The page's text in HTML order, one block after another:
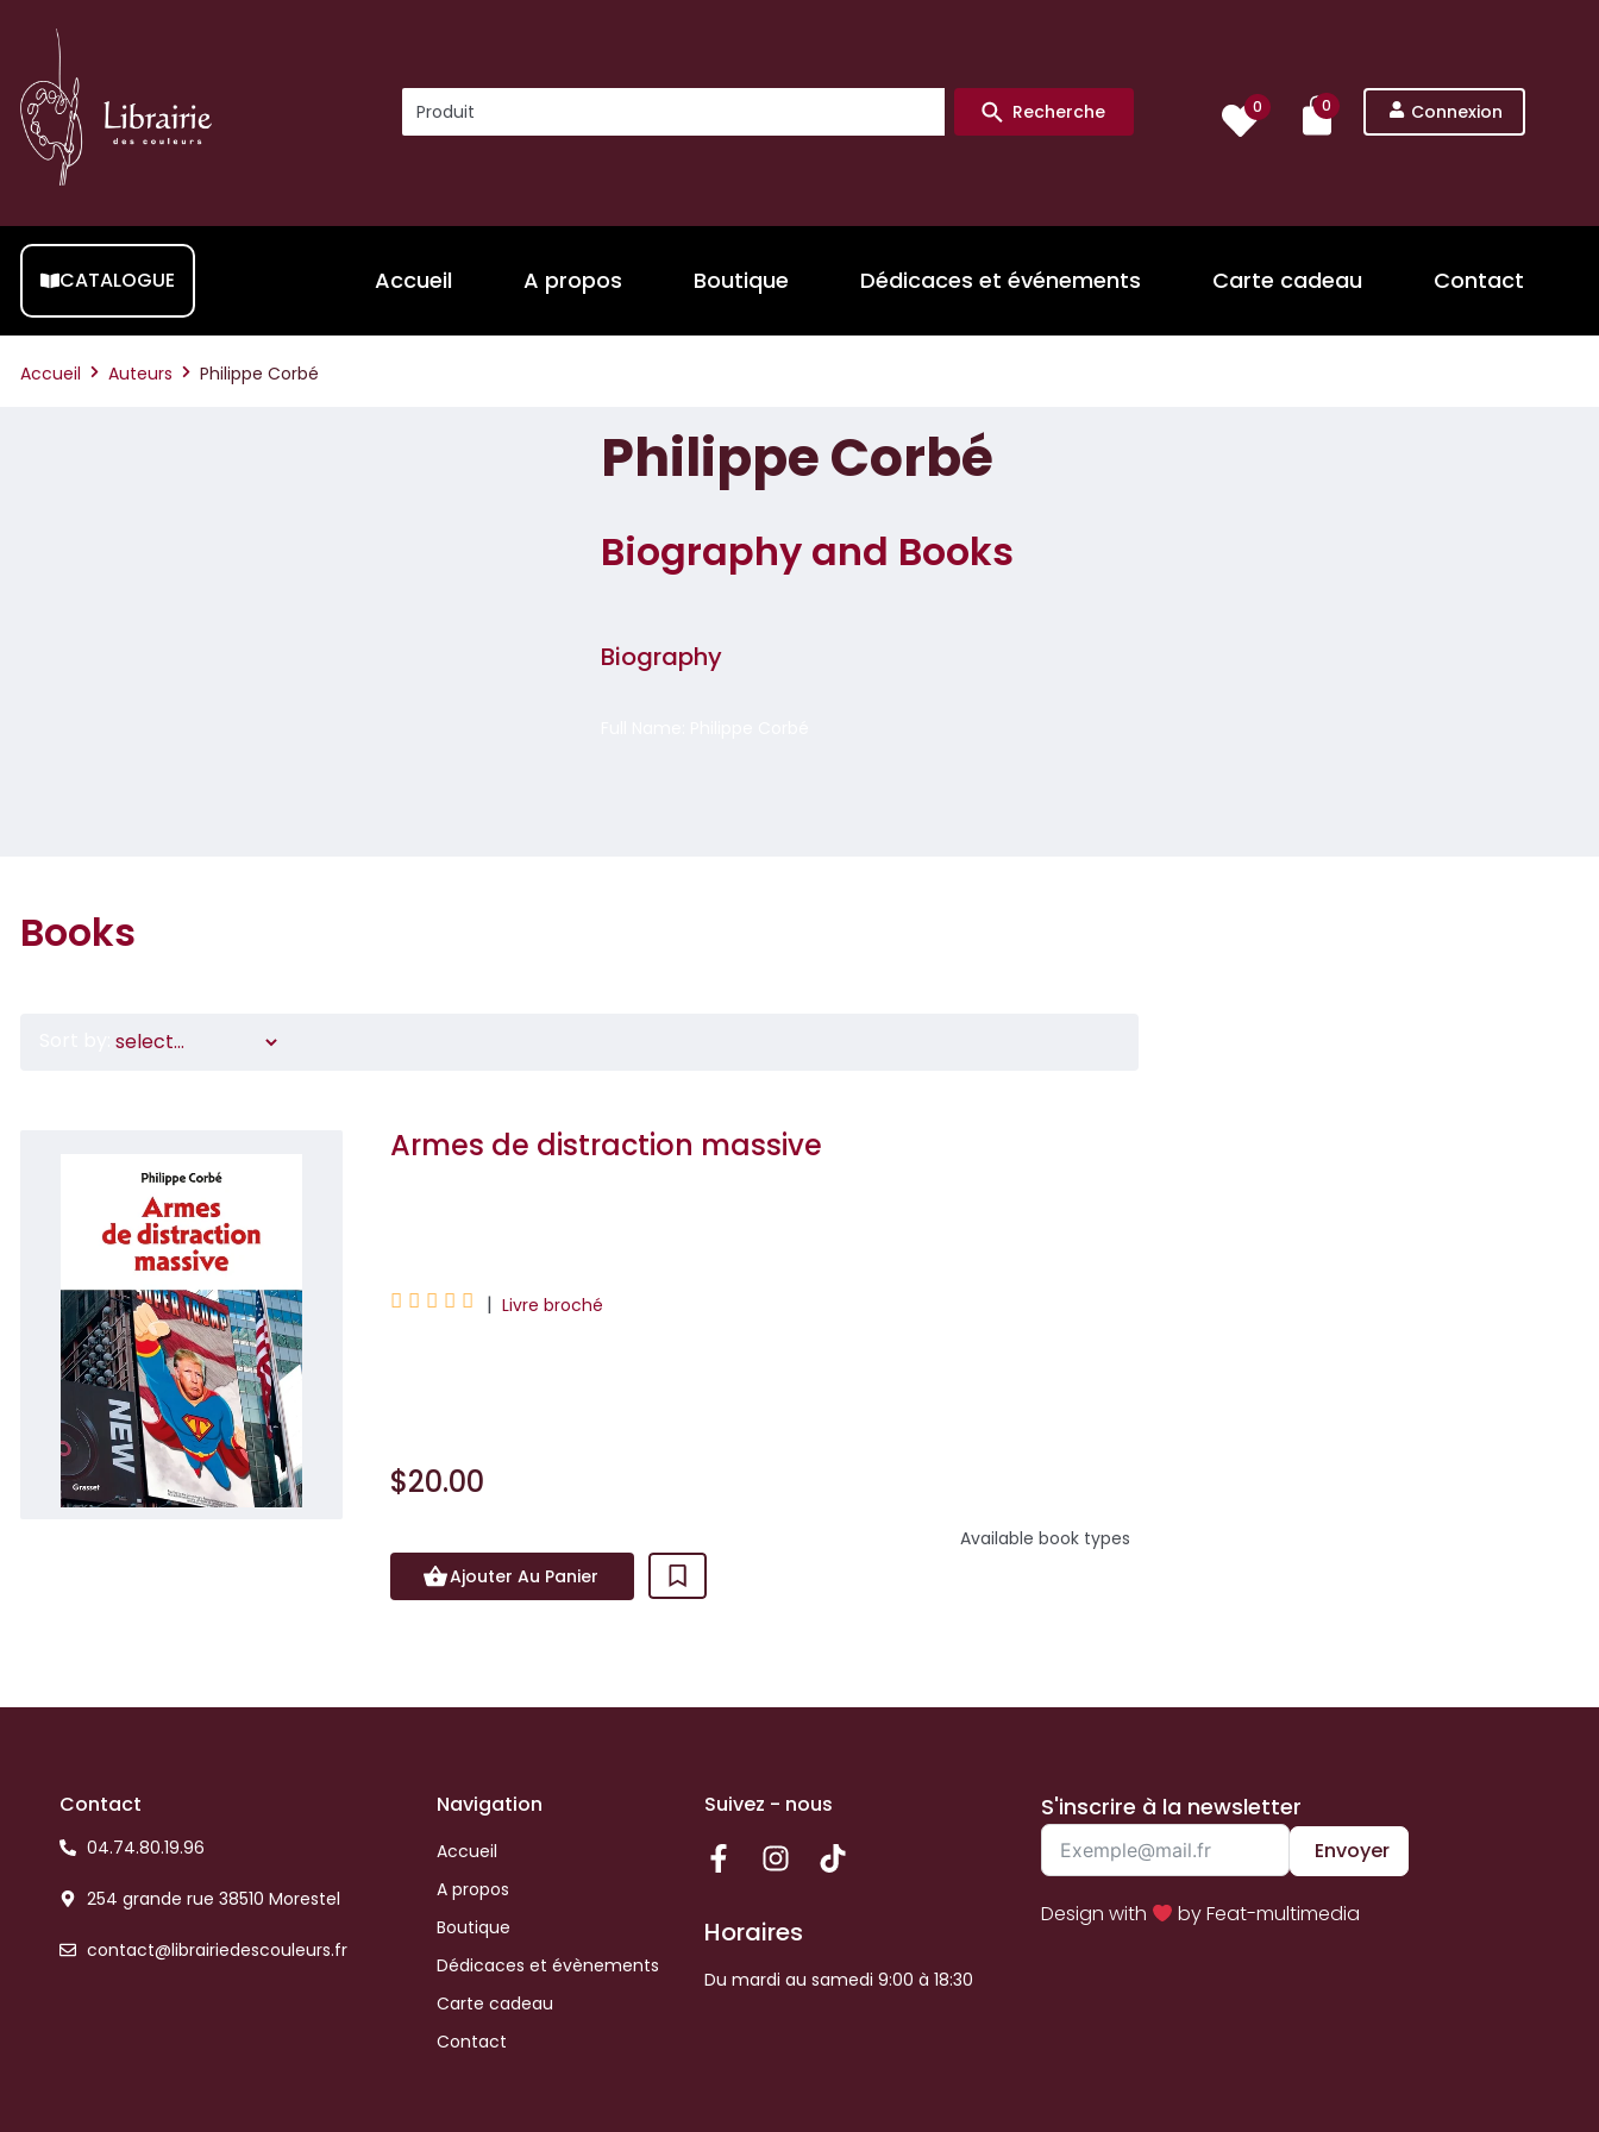
Recherche 0 0 Connexion
CATALOGUE Accueil A propos Boutique Dédicaces et événements Carte cadeau Contact
Accueil Auteurs Philippe Corbé
Philippe Corbé
Biography and Books
Biography
Books
Armes de distraction massive
     | Livre broché
$20.00
Ajouter Au Panier
Available book types
Contact
04.74.80.19.96
254 grande rue 38510 Morestel
contact@librairiedescouleurs.fr
Navigation
Accueil
A propos
Boutique
Dédicaces et évènements
Carte cadeau
Contact
Suivez - nous
Horaires
Du mardi au samedi 9:00 à 18:30
S'inscrire à la newsletter
Envoyer
Design with by Feat-multimedia